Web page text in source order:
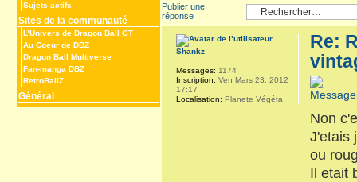
Sujets actifs
Sites de la communauté
L’Univers de Dragon Ball GT
Au Coeur de DBZ
Dragon Ball Multiverse
Fan-manga DBZ
RetroBallZ
Général
Publier une
réponse
Re:
Non
J'etais
ou
Il etait
Shankz
Messages: 1174
Inscription: Ven Mars 23, 2012
17:17
Localisation: Planete Végéta